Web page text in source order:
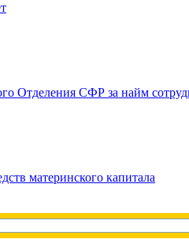
Отделения СФР за найм
материнского капитала